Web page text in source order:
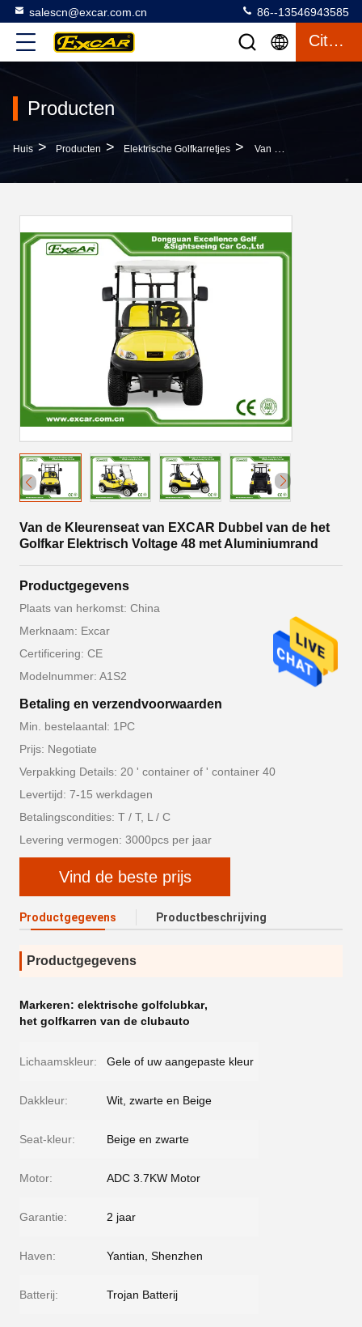
salescn@excar.com.cn 86--13546943585
Citaat
Producten
Huis > Producten > Elektrische Golfkarretjes > Van De Kleurenseat Van EXCAR Dubbel Van De Het Golfkar Elektrisch Voltage 48 Met Aluminiumrand
Van de Kleurenseat van EXCAR Dubbel van de het
Golfkar Elektrisch Voltage 48 met Aluminiumrand
Productgegevens
Plaats van herkomst: China
Merknaam: Excar
Certificering: CE
Modelnummer: A1S2
Betaling en verzendvoorwaarden
Min. bestelaantal: 1PC
Prijs: Negotiate
Verpakking Details: 20 ' container of ' container 40
Levertijd: 7-15 werkdagen
Betalingscondities: T / T, L / C
Levering vermogen: 3000pcs per jaar
Vind de beste prijs
Productgegevens Productbeschrijving
Productgegevens
Markeren: elektrische golfclubkar,
het golfkarren van de clubauto
Lichaamskleur: Gele of uw aangepaste kleur
Dakkleur: Wit, zwarte en Beige
Seat-kleur: Beige en zwarte
Motor: ADC 3.7KW Motor
Garantie: 2 jaar
Haven: Yantian, Shenzhen
Batterij: Trojan Batterij